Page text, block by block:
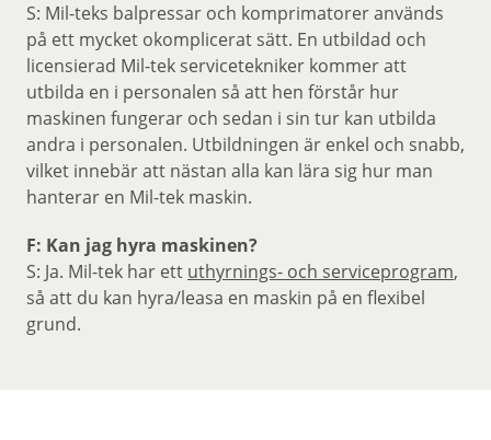
S: Mil-teks balpressar och komprimatorer används
på ett mycket okomplicerat sätt. En utbildad och
licensierad Mil-tek servicetekniker kommer att
utbilda en i personalen så att hen förstår hur
maskinen fungerar och sedan i sin tur kan utbilda
andra i personalen. Utbildningen är enkel och snabb,
vilket innebär att nästan alla kan lära sig hur man
hanterar en Mil-tek maskin.
F: Kan jag hyra maskinen?
S: Ja. Mil-tek har ett uthyrnings- och serviceprogram,
så att du kan hyra/leasa en maskin på en flexibel
grund.